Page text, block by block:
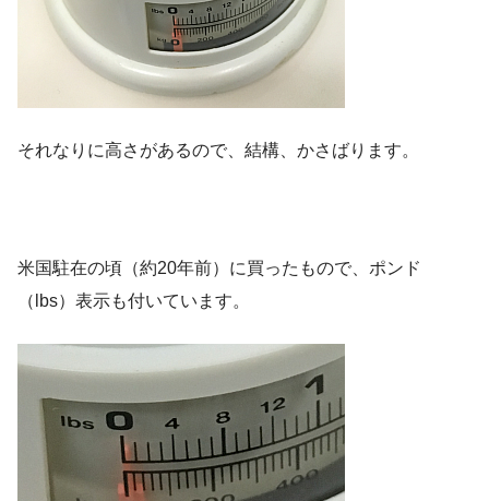
それなりに高さがあるので、結構、かさばります。
米国駐在の頃（約20年前）に買ったもので、ポンド
（lbs）表示も付いています。